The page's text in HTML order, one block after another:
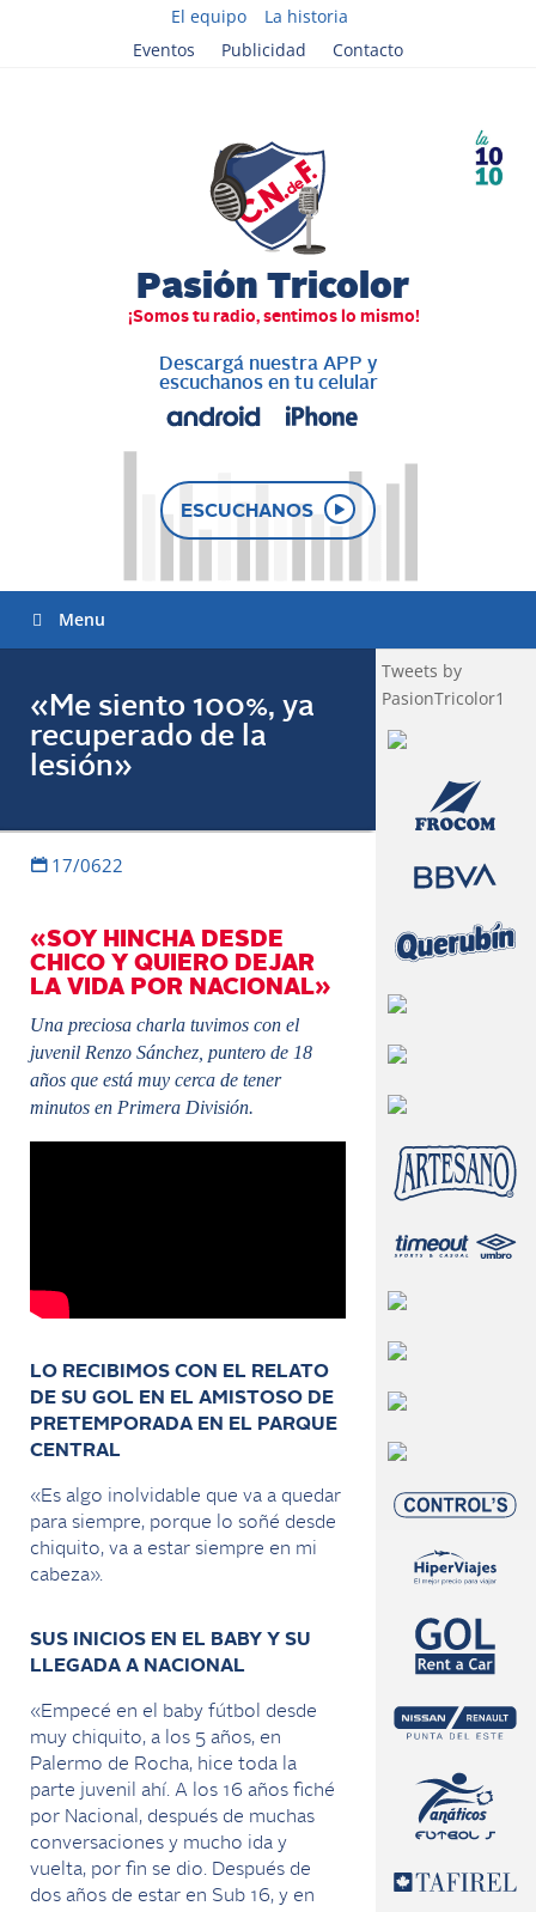
El equipo
La historia
Eventos
Publicidad Contacto
Descargá nuestra APP y
escuchanos en tu celular
ESCUCHANOS
Menu
«Me siento 100%, ya
recuperado de la
lesión»
17/0622
«SOY HINCHA DESDE
CHICO Y QUIERO DEJAR
LA VIDA POR NACIONAL»
Una preciosa charla tuvimos con el
juvenil Renzo Sánchez, puntero de 18
años que está muy cerca de tener
minutos en Primera División.
LO RECIBIMOS CON EL RELATO
DE SU GOL EN EL AMISTOSO DE
PRETEMPORADA EN EL PARQUE
CENTRAL
«Es algo inolvidable que va a quedar
para siempre, porque lo soñé desde
chiquito, va a estar siempre en mi
cabeza».
SUS INICIOS EN EL BABY Y SU
LLEGADA A NACIONAL
«Empecé en el baby fútbol desde
muy chiquito, a los 5 años, en
Palermo de Rocha, hice toda la
parte juvenil ahí. A los 16 años fiché
por Nacional, después de muchas
conversaciones y mucho ida y
vuelta, por fin se dio. Después de
dos años de estar en Sub 16, y en
Tweets by
PasionTricolor1